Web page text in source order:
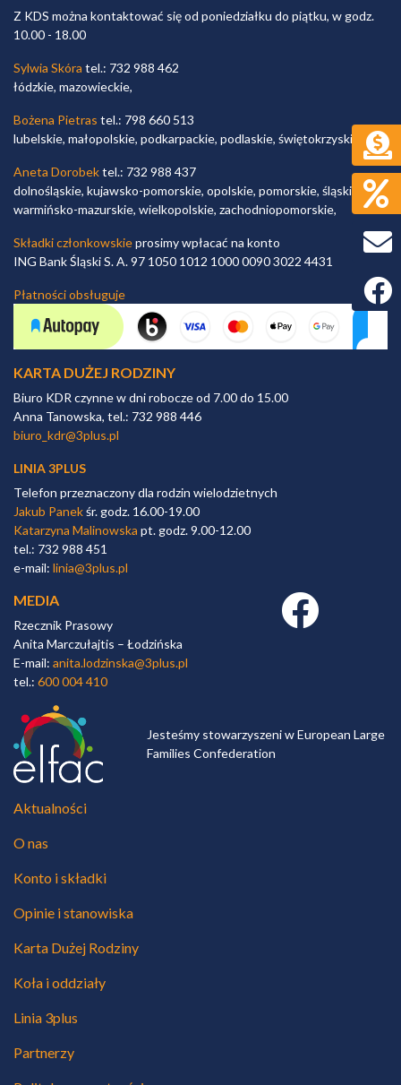
Z KDS można kontaktować się od poniedziałku do piątku, w godz.
10.00 - 18.00
Sylwia Skóra tel.: 732 988 462
łódzkie, mazowieckie,
Bożena Pietras tel.: 798 660 513
lubelskie, małopolskie, podkarpackie, podlaskie, świętokrzyskie,
Aneta Dorobektel.: 732 988 437
dolnośląskie, kujawsko-pomorskie, opolskie, pomorskie, śląskie,
warmińsko-mazurskie, wielkopolskie, zachodniopomorskie,
Składki członkowskieprosimy wpłacać na konto
ING Bank Śląski S. A. 97 1050 1012 1000 0090 3022 4431
Płatności obsługuje
KARTA DUŻEJ RODZINY
Biuro KDR czynne w dni robocze od 7.00 do 15.00
Anna Tanowska, tel.: 732 988 446
biuro_kdr@3plus.pl
LINIA 3PLUS
Telefon przeznaczony dla rodzin wielodzietnych
Jakub Panekśr. godz. 16.00-19.00
Katarzyna Malinowska pt. godz. 9.00-12.00
tel.: 732 988 451
e-mail: linia@3plus.pl
MEDIA
Rzecznik Prasowy
Anita Marczułajtis – Łodzińska
E-mail: anita.lodzinska@3plus.pl
tel.: 600 004 410
Facebook link
Jesteśmy stowarzyszeni w European Large
Families Confederation
Aktualności
O nas
Konto i składki
Opinie i stanowiska
Karta Dużej Rodziny
Koła i oddziały
Linia 3plus
Partnerzy